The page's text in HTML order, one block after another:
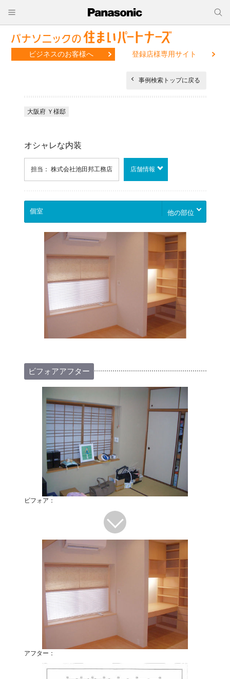
ビジネスのお客様へ 登録店様専用サイト
事例検索トップに戻る
大阪府 Ｙ様邸
オシャレな内装
担当： 株式会社池田邦工務店 店舗情報
他の部位
ビフォアアフター
ビフォア：
アフター：